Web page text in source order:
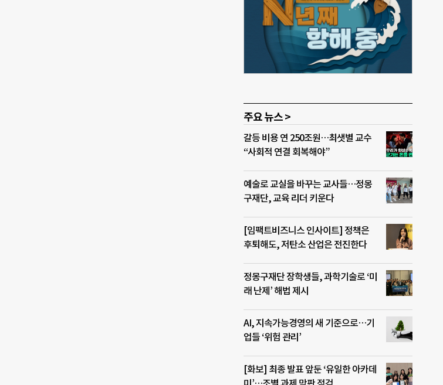
주요 뉴스 >
갈등 비용 연 250조원…최샛별 교수
“사회적 연결 회복해야”
예술로 교실을 바꾸는 교사들…정몽
구재단, 교육 리더 키운다
[임팩트비즈니스 인사이트] 정책은
후퇴해도, 저탄소 산업은 전진한다
정몽구재단 장학생들, 과학기술로 ‘미
래 난제’ 해법 제시
AI, 지속가능경영의 새 기준으로…기
업들 ‘위험 관리’
[화보] 최종 발표 앞둔 ‘유일한 아카데